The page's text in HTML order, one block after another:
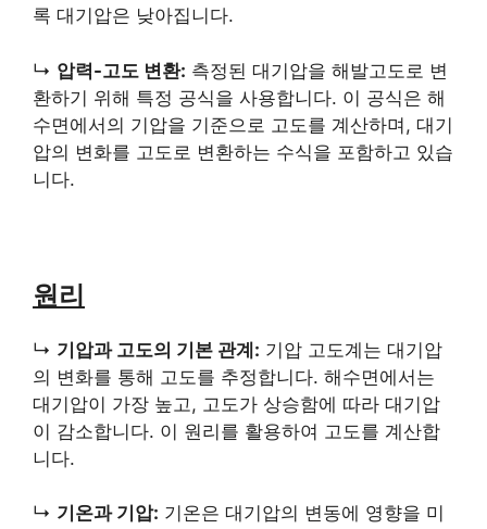
록 대기압은 낮아집니다.
↳ 압력-고도 변환: 측정된 대기압을 해발고도로 변
환하기 위해 특정 공식을 사용합니다. 이 공식은 해
수면에서의 기압을 기준으로 고도를 계산하며, 대기
압의 변화를 고도로 변환하는 수식을 포함하고 있습
니다.
원리
↳ 기압과 고도의 기본 관계: 기압 고도계는 대기압
의 변화를 통해 고도를 추정합니다. 해수면에서는
대기압이 가장 높고, 고도가 상승함에 따라 대기압
이 감소합니다. 이 원리를 활용하여 고도를 계산합
니다.
↳ 기온과 기압: 기온은 대기압의 변동에 영향을 미